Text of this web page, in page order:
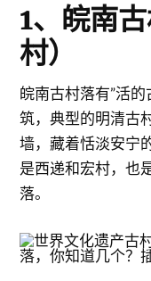
1、皖南
村）
皖南古村落有”活的
筑，典型的明清古
墙，藏着恬淡安宁
是西递和宏村，也
落。